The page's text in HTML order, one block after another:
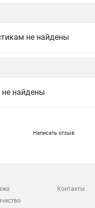
не найдены
не найдены
Написать отзыв
Контакты